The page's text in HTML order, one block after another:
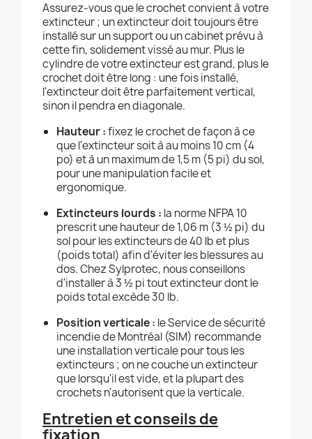
Assurez-vous que le crochet convient à votre
extincteur ; un extincteur doit toujours être
installé sur un support ou un cabinet prévu à
cette fin, solidement vissé au mur. Plus le
cylindre de votre extincteur est grand, plus le
crochet doit être long : une fois installé,
l'extincteur doit être parfaitement vertical,
sinon il pendra en diagonale.
Hauteur :fixez le crochet de façon à ce
que l'extincteur soit à au moins 10 cm (4
po) et à un maximum de 1,5 m (5 pi) du sol,
pour une manipulation facile et
ergonomique.
Extincteurs lourds : la norme NFPA 10
prescrit une hauteur de 1,06 m (3 ½ pi) du
sol pour les extincteurs de 40 lb et plus
(poids total) afin d'éviter les blessures au
dos. Chez Sylprotec, nous conseillons
d'installer à 3 ½ pi tout extincteur dont le
poids total excède 30 lb.
Position verticale : le Service de sécurité
incendie de Montréal (SIM) recommande
une installation verticale pour tous les
extincteurs ; on ne couche un extincteur
que lorsqu'il est vide, et la plupart des
crochets n'autorisent que la verticale.
Entretien et conseils de